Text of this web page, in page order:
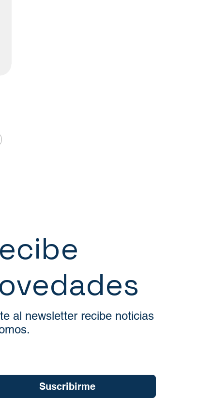
al newsletter recibe noticias
Suscribirme